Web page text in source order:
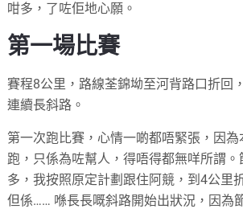
咁多，了咗佢地心願。
第一場比賽
賽程8公里，路線荃錦坳至河背路口折回
連續長斜路。
第一次跑比賽，心情一啲都唔緊張，因
跑，只係為咗幫人，得唔得都無咩所謂
多，我按照原定計劃跟住阿競，到4公里
但係…… 喺長長嘅斜路開始出狀況，因為